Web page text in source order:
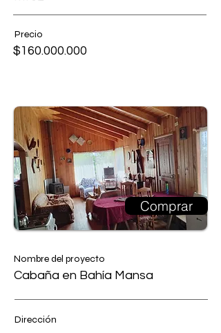
Precio
$160.000.000
Comprar
Nombre del proyecto
Cabaña en Bahía Mansa
Dirección